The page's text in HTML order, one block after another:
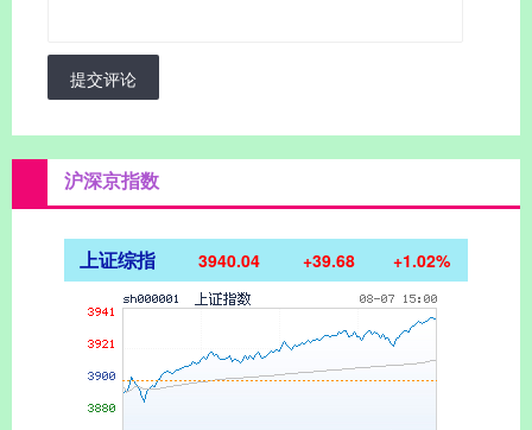
提交评论
沪深京指数
上证综指 3940.04 +39.68 +1.02%